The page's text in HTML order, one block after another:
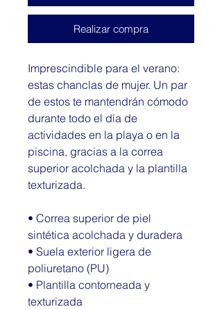
Realizar compra
Imprescindible para el verano:
estas chanclas de mujer. Un par
de estos te mantendrán cómodo
durante todo el día de
actividades en la playa o en la
piscina, gracias a la correa
superior acolchada y la plantilla
texturizada.
• Correa superior de piel
sintética acolchada y duradera
• Suela exterior ligera de
poliuretano (PU)
• Plantilla contorneada y
texturizada